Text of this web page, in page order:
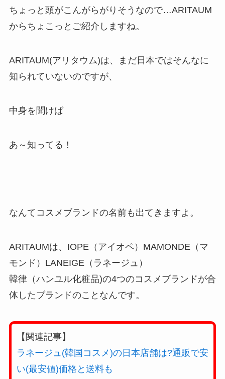
ちょっと頭がこんがらがりそうなので…ARITAUM
からちょこっとご紹介しますね。
ARITAUM(アリタウム)は、まだ日本ではそんなに
知られていないのですが、
中身を聞けば
あ～知ってる！
なんてコスメブランドの名前も出てきますよ。
ARITAUMは、IOPE（アイオペ）MAMONDE（マ
モンド）LANEIGE（ラネージュ）
韓律（ハンユル化粧品)の4つのコスメブランドが合
体したブランドのことなんです。
【関連記事】
ラネージュ(韓国コスメ)の日本店舗は?通販で安
い(最安値)価格と送料も